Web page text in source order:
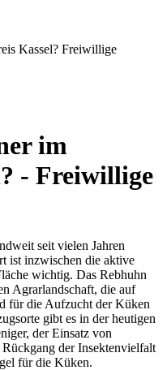
Kassel? Freiwillige
im
- Freiwillige
seit vielen Jahren
ist inzwischen die aktive
wichtig. Das Rebhuhn
Agrarlandschaft, die auf
für die Aufzucht der Küken
gibt es in der heutigen
der Einsatz von
der Insektenvielfalt
für die Küken.